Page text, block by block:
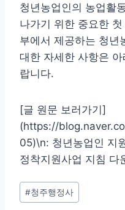
청년농업인의 농업활
나가기 위한 중요한
부에서 제공하는 청년
대한 자세한 사항은
랍니다.
[글 원문 보러가기]
(https://
05)\n: 청년농업인 지
정착지원사업 지침 다
Post
Tags:
#청주행정사